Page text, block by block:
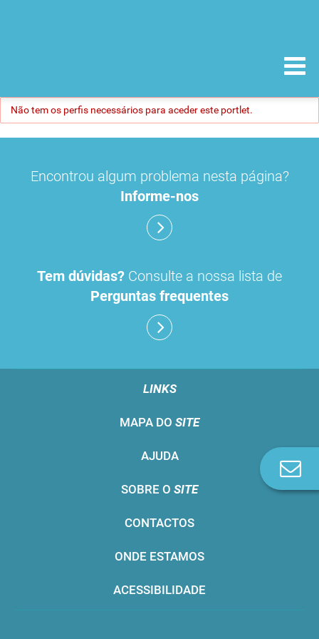
Não tem os perfis necessários para aceder este portlet.
Encontrou algum problema nesta página?
Informe-nos
Tem dúvidas? Consulte a nossa lista de
Perguntas frequentes
LINKS
MAPA DO SITE
AJUDA
SOBRE O SITE
CONTACTOS
ONDE ESTAMOS
ACESSIBILIDADE